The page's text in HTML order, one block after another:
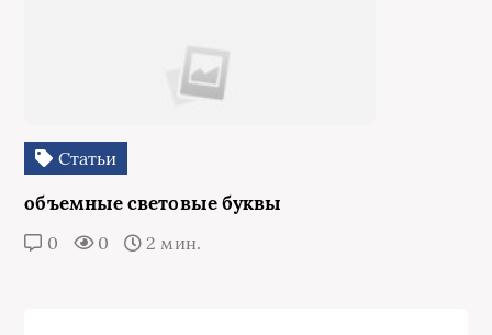
Статьи
объемные световые буквы
0 0 2 мин.